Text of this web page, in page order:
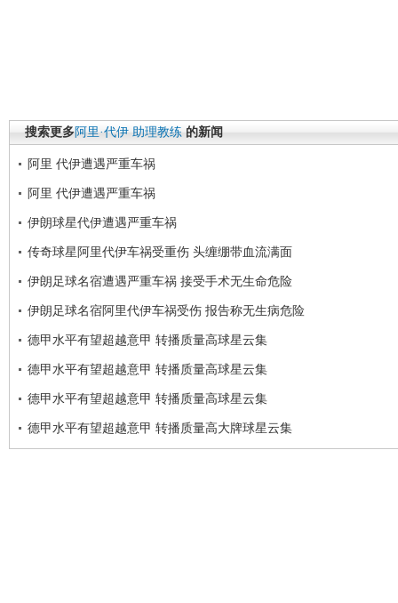
搜索更多阿里·代伊 助理教练 的新闻
阿里 代伊遭遇严重车祸
阿里 代伊遭遇严重车祸
伊朗球星代伊遭遇严重车祸
传奇球星阿里代伊车祸受重伤 头缠绷带血流满面
伊朗足球名宿遭遇严重车祸 接受手术无生命危险
伊朗足球名宿阿里代伊车祸受伤 报告称无生病危险
德甲水平有望超越意甲 转播质量高球星云集
德甲水平有望超越意甲 转播质量高球星云集
德甲水平有望超越意甲 转播质量高球星云集
德甲水平有望超越意甲 转播质量高大牌球星云集